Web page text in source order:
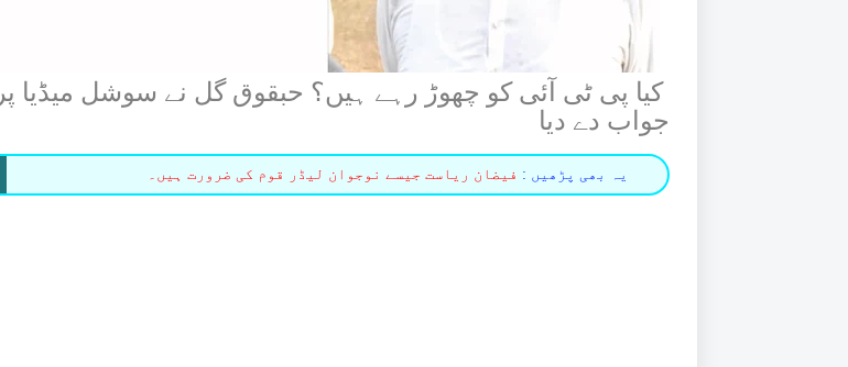
کیا پی ٹی آئی کو چھوڑ رہے ہیں؟ حبقوق گل نے سوشل میڈیا پر
جواب دے دیا
یہ بھی پڑھیں : فیضان ریاست جیسے نوجوان لیڈر قوم کی ضرورت ہیں۔